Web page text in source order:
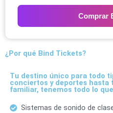
Comprar
¿Por qué Bind Tickets?
Tu destino único para todo
conciertos y deportes
familiar, tenemos todo lo
Sistemas de sonido de